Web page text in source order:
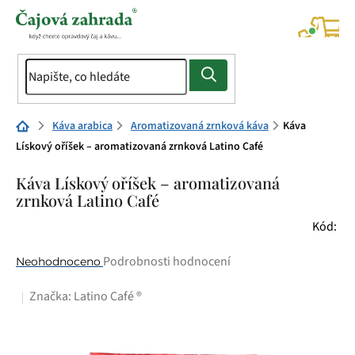
Přejít
Domů Káva arabica Aromatizovaná zrnková káva
Káva
Lískový oříšek – aromatizovaná zrnková Latino Café
Káva Lískový oříšek – aromatizovaná
zrnková Latino Café
Kód:
Průměrné
produktu
Neohodnoceno Podrobnosti hodnocení
Značka: Latino Café ®